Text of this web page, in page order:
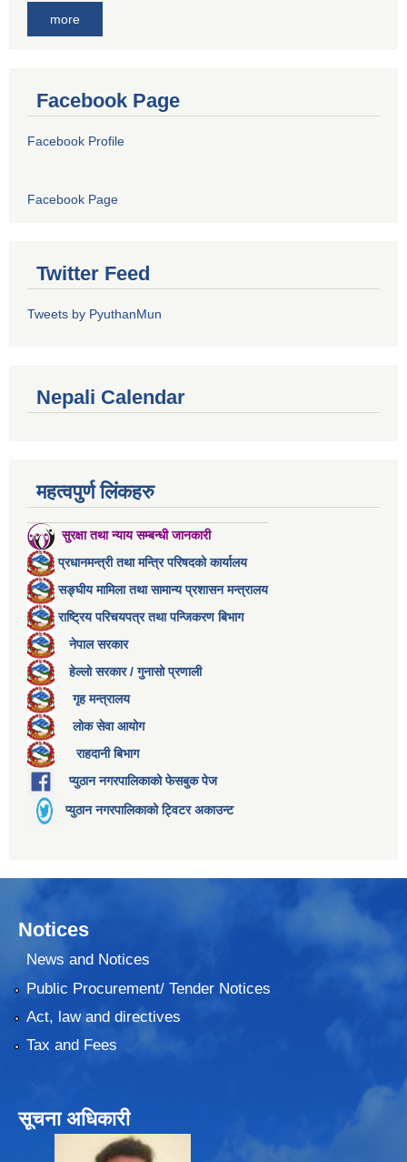
more
Facebook Page
Facebook Profile
Facebook Page
Twitter Feed
Tweets by PyuthanMun
Nepali Calendar
महत्वपुर्ण लिंकहरु
सुरक्षा तथा न्याय सम्बन्धी जानकारी
प्रधानमन्त्री तथा मन्त्रि परिषदको कार्यालय
सङ्घीय मामिला तथा सामान्य प्रशासन मन्त्रालय
राष्ट्रिय परिचयपत्र तथा पन्जिकरण बिभाग
नेपाल सरकार
हेल्लो सरकार / गुनासो प्रणाली
गृह मन्त्रालय
लोक सेवा आयोग
राहदानी बिभाग
प्युठान नगरपालिकाको फेसबुक पेज
प्युठान नगरपालिकाको ट्विटर अकाउन्ट
Notices
News and Notices
Public Procurement/ Tender Notices
Act, law and directives
Tax and Fees
सूचना अधिकारी